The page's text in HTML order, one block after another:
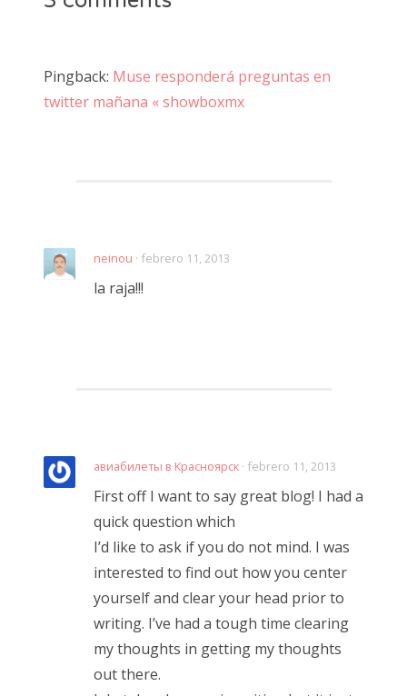
Pingback: Muse responderá preguntas en
twitter mañana « showboxmx
neinou · febrero 11, 2013
la raja!!!
авиабилеты в Красноярск · febrero 11, 2013
First off I want to say great blog! I had a
quick question which
I’d like to ask if you do not mind. I was
interested to find out how you center
yourself and clear your head prior to
writing. I’ve had a tough time clearing
my thoughts in getting my thoughts
out there.